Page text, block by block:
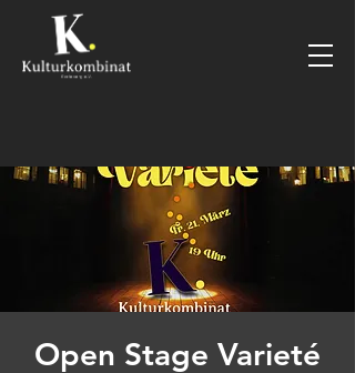
Open Stage Varieté